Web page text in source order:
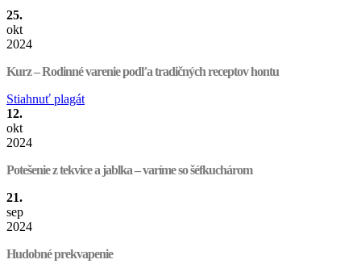
25.
okt
2024
Kurz – Rodinné varenie podľa tradičných receptov hontu
Stiahnuť plagát
12.
okt
2024
Potešenie z tekvice a jablka – varíme so šéfkuchárom
21.
sep
2024
Hudobné prekvapenie